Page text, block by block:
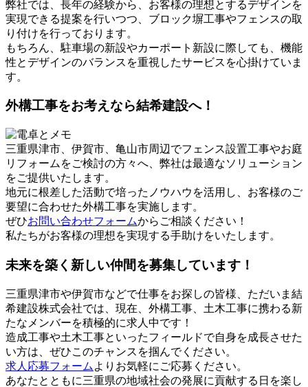
弊社では、長年の経験から、お客様の理想とするデザインを
実現できる提案を行いつつ、ブロック塀工事やフェンスの取
り付けを行っております。
もちろん、駐車場の新設やカーポート新設に際しても、機能
性とデザインのバランスを重視したサービスを心掛けていま
す。
外構工事をお考えなら結希建設へ！
三重県津市、伊賀市、亀山市周辺でフェンス設置工事やお庭
リフォームをご検討の方々へ、弊社は最適なソリューション
をご提供いたします。
地元に根差した活動で培ったノウハウを活用し、お客様のご
要望に合わせた外構工事を実施します。
ぜひお問い合わせフォームからご相談ください！
私たちがお客様の理想を実現する手助けをいたします。
未来を築く新しい仲間を募集しています！
三重県津市や伊賀市などで仕事をお探しの皆様、ただいま結
希建設株式会社では、現在、外構工事、土木工事に携わる新
たなメンバーを積極的に求人中です！
造成工事や土木工事といったフィールドで自身を成長させた
い方は、ぜひこのチャンスを掴んでください。
求人応募フォーム よりお気軽にご応募ください。
あなたとともに三重県の地域社会の発展に貢献する日を楽し